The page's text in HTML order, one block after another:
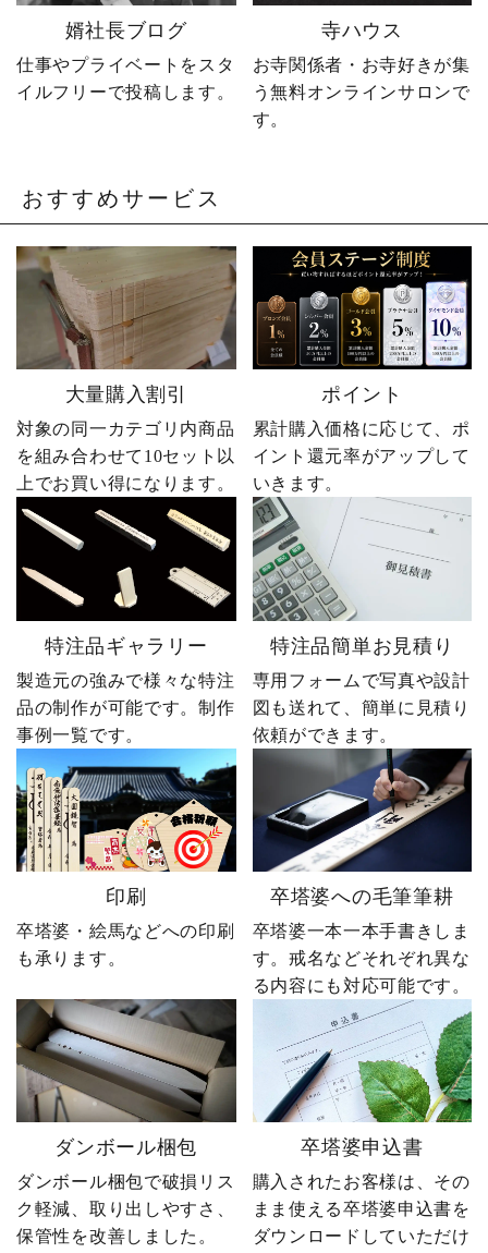
軽にどうぞ📩 #やじ社長 #
卒塔婆 #卒塔婆屋さん #日
の出町 婿社長
婿社長ブログ
仕事やプライベートをスタ
イルフリーで投稿します。
寺ハウス
お寺関係者・お寺好きが集
う無料オンラインサロンで
す。
おすすめサービス
大量購入割引
対象の同一カテゴリ内商品
を組み合わせて10セット以
上でお買い得になります。
ポイント
累計購入価格に応じて、ポ
イント還元率がアップして
いきます。
特注品ギャラリー
製造元の強みで様々な特注
品の制作が可能です。制作
事例一覧です。
特注品簡単お見積り
専用フォームで写真や設計
図も送れて、簡単に見積り
依頼ができます。
印刷
卒塔婆・絵馬などへの印刷
も承ります。
卒塔婆への毛筆筆耕
卒塔婆一本一本手書きしま
す。戒名などそれぞれ異な
る内容にも対応可能です。
ダンボール梱包
ダンボール梱包で破損リス
ク軽減、取り出しやすさ、
保管性を改善しました。
卒塔婆申込書
購入されたお客様は、その
まま使える卒塔婆申込書を
ダウンロードしていただけ